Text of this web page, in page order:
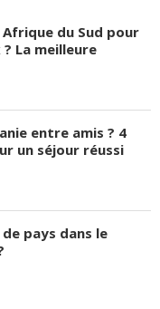
du Sud pour
La meilleure
entre amis ? 4
un séjour réussi
pays dans le